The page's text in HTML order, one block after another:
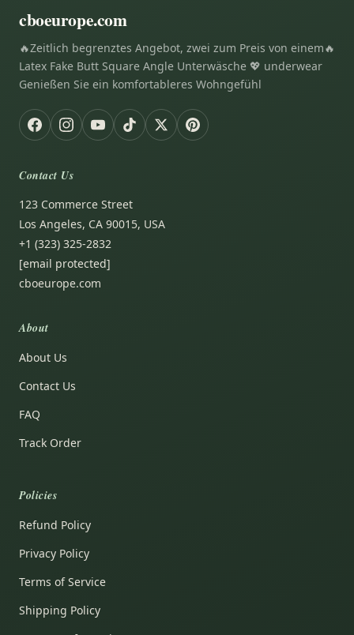
cboeurope.com
🔥Zeitlich begrenztes Angebot, zwei zum Preis von einem🔥
Latex Fake Butt Square Angle Unterwäsche 💖 underwear
Genießen Sie ein komfortableres Wohngefühl
Contact Us
123 Commerce Street
Los Angeles, CA 90015, USA
+1 (323) 325-2832
[email protected]
cboeurope.com
About
About Us
Contact Us
FAQ
Track Order
Policies
Refund Policy
Privacy Policy
Terms of Service
Shipping Policy